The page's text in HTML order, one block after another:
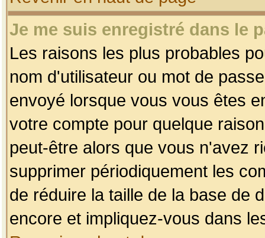
Je me suis enregistré dans le
Les raisons les plus probables
nom d'utilisateur ou mot de
envoyé lorsque vous vous êtes
votre compte pour quelque
peut-être alors que vous n'avez
supprimer périodiquement les
de réduire la taille de la base de
encore et impliquez-vous dans